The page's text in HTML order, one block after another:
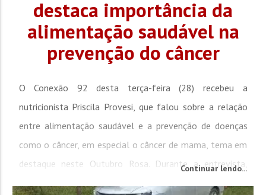
destaca importância da
alimentação saudável na
prevenção do câncer
O Conexão 92 desta terça-feira (28) recebeu a
nutricionista Priscila Provesi, que falou sobre a relação
entre alimentação saudável e a prevenção de doenças
como o câncer, em especial o câncer de mama, tema em
destaque neste Outubro Rosa. Durante a entrevista,
Continuar lendo...